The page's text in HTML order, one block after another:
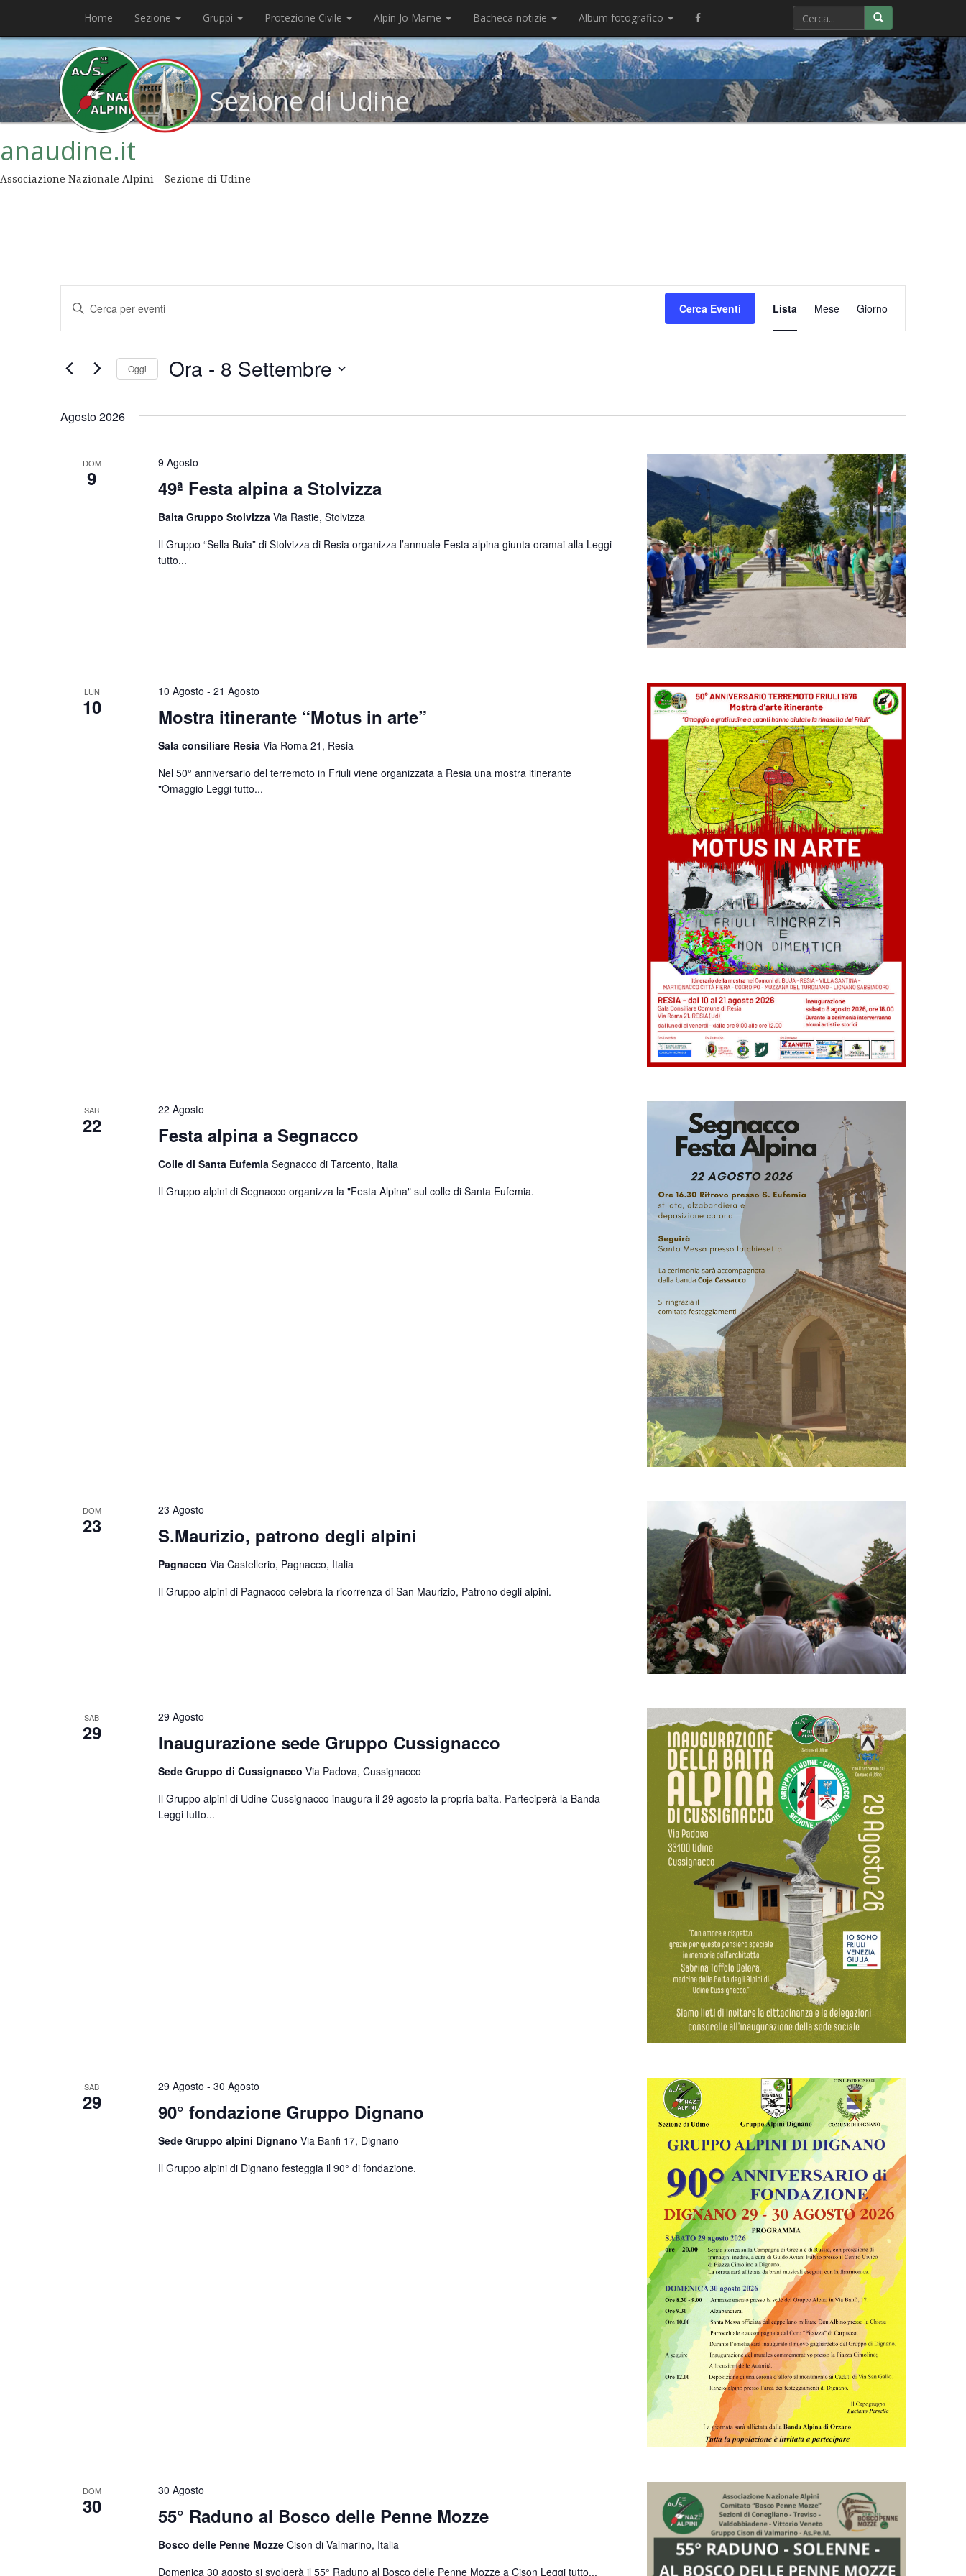
Home Sezione Gruppi Protezione Civile Alpin Jo Mame Bacheca notizie Album fotografico
Sezione di Udine
anaudine.it
Associazione Nazionale Alpini – Sezione di Udine
Eventi
Ricerca
viste
Inserisci
Parola
Chiave.
per
Cerca Eventi
Evento
Viste
Navigazione
Lista Mese Giorno
Oggi Ora - 8 Settembre
data.
Agosto 2026
DOM
9 49ª Festa alpina a Stolvizza
9 Agosto
Baita Gruppo Stolvizza Via Rastie, Stolvizza
Il Gruppo “Sella Buia” di Stolvizza di Resia organizza l’annuale Festa alpina giunta oramai alla Leggi
tutto...
LUN
10 Mostra itinerante “Motus in arte”
10 Agosto - 21 Agosto
Sala consiliare Resia Via Roma 21, Resia
Nel 50° anniversario del terremoto in Friuli viene organizzata a Resia una mostra itinerante
"Omaggio Leggi tutto...
SAB
22 Festa alpina a Segnacco
22 Agosto
Colle di Santa Eufemia Segnacco di Tarcento, Italia
Il Gruppo alpini di Segnacco organizza la "Festa Alpina" sul colle di Santa Eufemia.
DOM
23 S.Maurizio, patrono degli alpini
23 Agosto
Pagnacco Via Castellerio, Pagnacco, Italia
Il Gruppo alpini di Pagnacco celebra la ricorrenza di San Maurizio, Patrono degli alpini.
SAB
29 Inaugurazione sede Gruppo Cussignacco
29 Agosto
Sede Gruppo di Cussignacco Via Padova, Cussignacco
Il Gruppo alpini di Udine-Cussignacco inaugura il 29 agosto la propria baita. Parteciperà la Banda
Leggi tutto...
SAB
29 90° fondazione Gruppo Dignano
29 Agosto - 30 Agosto
Sede Gruppo alpini Dignano Via Banfi 17, Dignano
Il Gruppo alpini di Dignano festeggia il 90° di fondazione.
DOM
30 55° Raduno al Bosco delle Penne Mozze
30 Agosto
Bosco delle Penne Mozze Cison di Valmarino, Italia
Domenica 30 agosto si svolgerà il 55° Raduno al Bosco delle Penne Mozze a Cison Leggi tutto...